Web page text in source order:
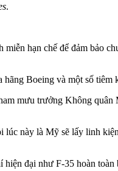
.
hạn chế để đảm bảo
Boeing và một số tiêm
mưu trưởng Không quân
này là Mỹ sẽ lấy linh
đại như F-35 hoàn